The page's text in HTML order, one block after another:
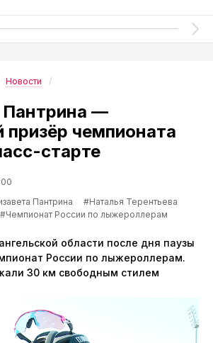
Новости
Пантрина —
призёр чемпионата
старте
Пантрина
#Наталья Терентьева
#Чемпионат России по лыжероллерам
области после дня паузы
России по лыжероллерам.
30 км свободным стилем